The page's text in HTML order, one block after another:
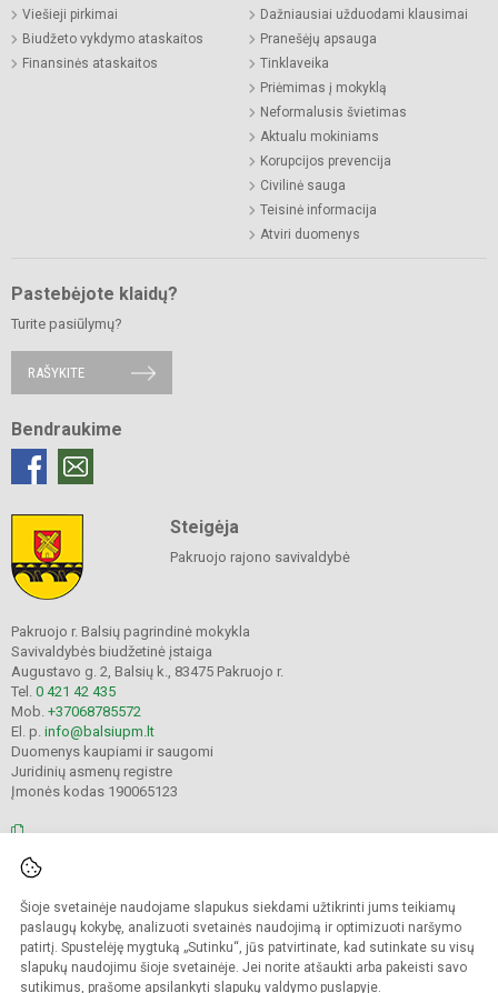
Šioje svetainėje naudojame slapukus siekdami užtikrinti jums teikiamų
paslaugų kokybę, analizuoti svetainės naudojimą ir optimizuoti naršymo
patirtį. Spustelėję mygtuką „Sutinku“, jūs patvirtinate, kad sutinkate su visų
slapukų naudojimu šioje svetainėje. Jei norite atšaukti arba pakeisti savo
sutikimus, prašome apsilankyti slapukų valdymo puslapyje.
Viešieji pirkimai
Biudžeto vykdymo ataskaitos
Finansinės ataskaitos
Dažniausiai užduodami klausimai
Pranešėjų apsauga
Tinklaveika
Priėmimas į mokyklą
Neformalusis švietimas
Aktualu mokiniams
Korupcijos prevencija
Civilinė sauga
Teisinė informacija
Atviri duomenys
Pastebėjote klaidų?
Turite pasiūlymų?
RAŠYKITE
Bendraukime
Steigėja
Pakruojo rajono savivaldybė
Pakruojo r. Balsių pagrindinė mokykla
Savivaldybės biudžetinė įstaiga
Augustavo g. 2, Balsių k., 83475 Pakruojo r.
Tel. 0 421 42 435
Mob. +37068785572
El. p. info@balsiupm.lt
Duomenys kaupiami ir saugomi
Juridinių asmenų registre
Įmonės kodas 190065123
Kopijuoti turinį be raštiško mokyklos administracijos sutikimo griežtai
draudžiama.
Prieinamumo paraiška Slapukų valdymas